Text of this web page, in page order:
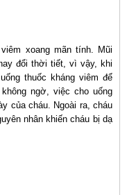
xoang mãn tính. Mũi
đổi thời tiết, vì vậy, khi
thuốc kháng viêm để
ngờ, việc cho uống
của cháu. Ngoài ra, cháu
nhân khiến cháu bị dạ